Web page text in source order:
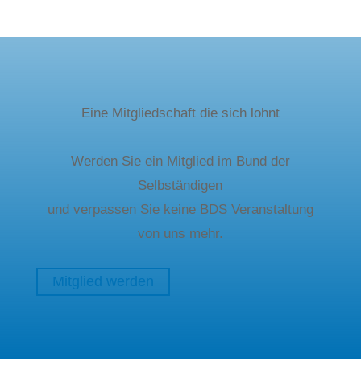
Eine Mitgliedschaft die sich lohnt
Werden Sie ein Mitglied im Bund der
Selbständigen
und verpassen Sie keine BDS Veranstaltung
von uns mehr.
Mitglied werden